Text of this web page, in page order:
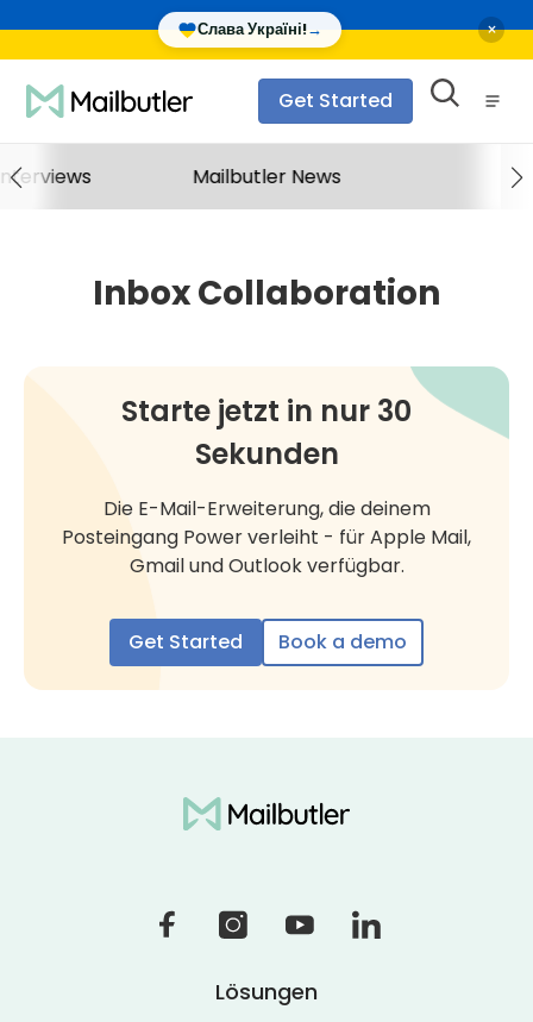
Слава Україні!→ ×
Get Started
Mailbutler News
Inbox Collaboration
Starte jetzt in nur 30
Sekunden
Die E-Mail-Erweiterung, die deinem
Posteingang Power verleiht - für Apple Mail,
Gmail und Outlook verfügbar.
Get Started Book a demo
Lösungen